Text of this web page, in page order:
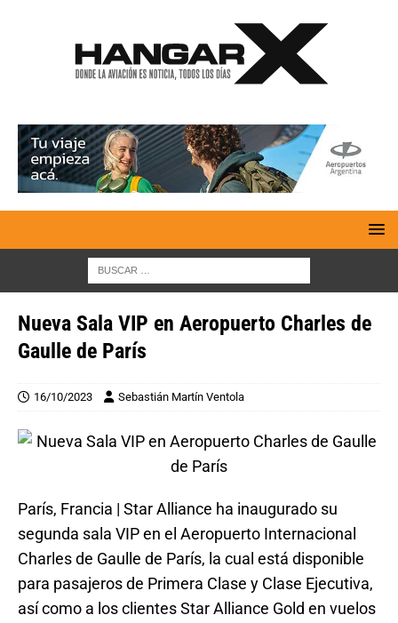
Nueva Sala VIP en Aeropuerto Charles de
Gaulle de París
16/10/2023 Sebastián Martín Ventola
París, Francia | Star Alliance ha inaugurado su
segunda sala VIP en el Aeropuerto Internacional
Charles de Gaulle de París, la cual está disponible
para pasajeros de Primera Clase y Clase Ejecutiva,
así como a los clientes Star Alliance Gold en vuelos